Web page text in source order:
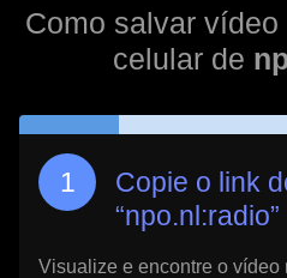
Como salvar
celular de
Copie o link
“npo.nl:radio”
Visualize e encontre o vídeo